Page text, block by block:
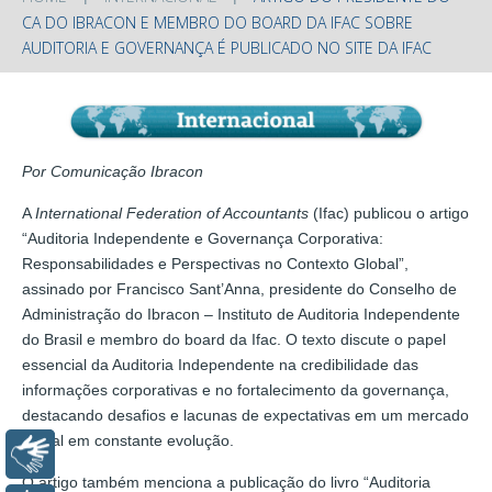
CA DO IBRACON E MEMBRO DO BOARD DA IFAC SOBRE
AUDITORIA E GOVERNANÇA É PUBLICADO NO SITE DA IFAC
Por Comunicação Ibracon
AInternational Federation of Accountants (Ifac) publicou o artigo
“Auditoria Independente e Governança Corporativa:
Responsabilidades e Perspectivas no Contexto Global”,
assinado por Francisco Sant’Anna, presidente do Conselho de
Administração do Ibracon – Instituto de Auditoria Independente
do Brasil e membro do board da Ifac. O texto discute o papel
essencial da Auditoria Independente na credibilidade das
informações corporativas e no fortalecimento da governança,
destacando desafios e lacunas de expectativas em um mercado
global em constante evolução.
O artigo também menciona a publicação do livro “Auditoria